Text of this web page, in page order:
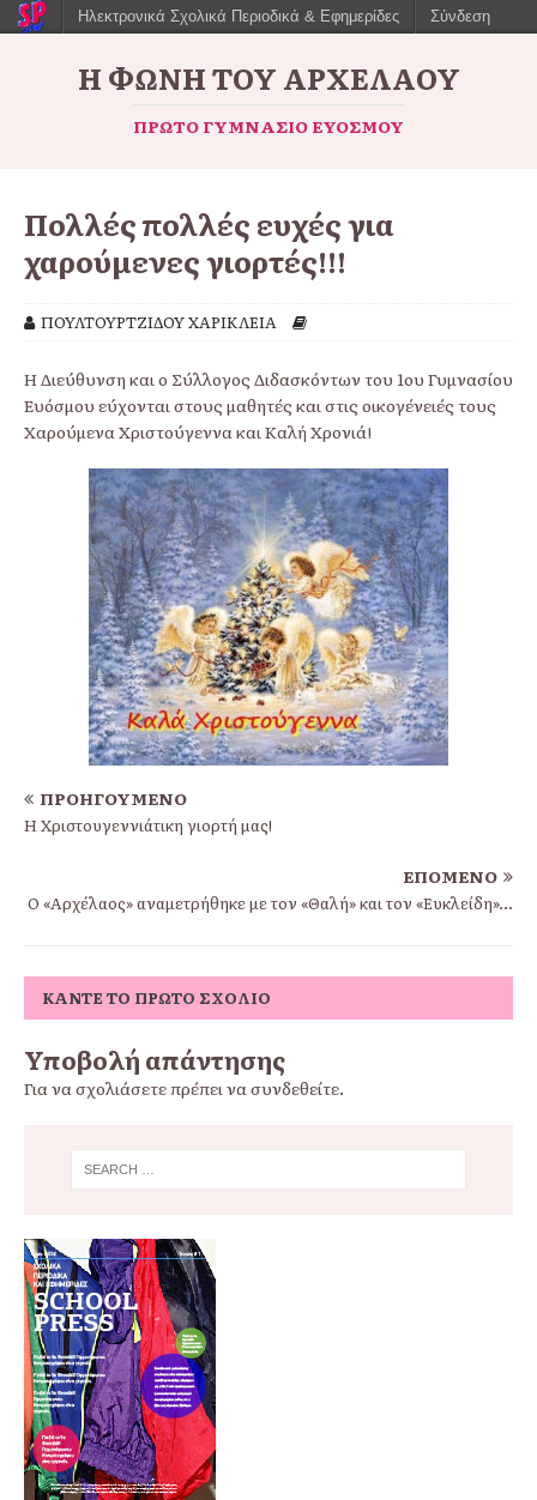
Η ΦΩΝΉ ΤΟΥ ΑΡΧΈΛΑΟΥ
ΠΡΏΤΟ ΓΥΜΝΆΣΙΟ ΕΥΌΣΜΟΥ
Πολλές πολλές ευχές για
χαρούμενες γιορτές!!!
ΠΟΥΛΤΟΥΡΤΖΙΔΟΥ ΧΑΡΙΚΛΕΙΑ
Η Διεύθυνση και ο Σύλλογος Διδασκόντων του 1ου Γυμνασίου
Ευόσμου εύχονται στους μαθητές και στις οικογένειές τους
Χαρούμενα Χριστούγεννα και Καλή Χρονιά!
ΠΡΟΗΓΟΎΜΕΝΟ
Η Χριστουγεννιάτικη γιορτή μας!
ΕΠΌΜΕΝΟ
O «Αρχέλαος» αναμετρήθηκε με τον «Θαλή» και τον «Ευκλείδη»…
ΚΆΝΤΕ ΤΟ ΠΡΏΤΟ ΣΧΌΛΙΟ
Υποβολή απάντησης
Για να σχολιάσετε πρέπει νασυνδεθείτε.
Ηλεκτρονικά Σχολικά Περιοδικά & Εφημερίδες Σύνδεση